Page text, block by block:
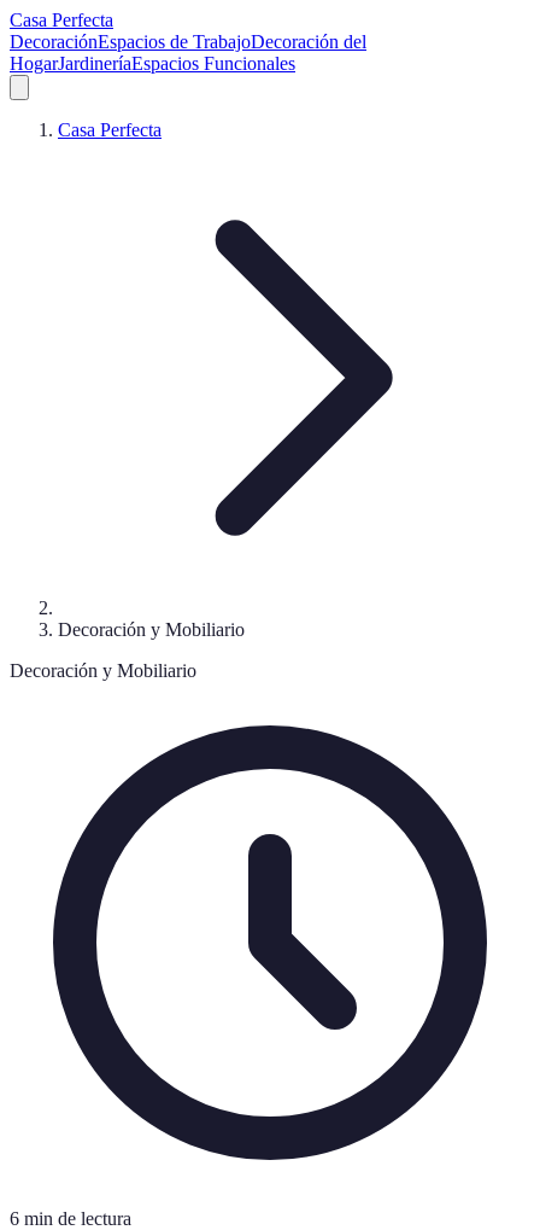
Casa Perfecta
DecoraciónEspacios de TrabajoDecoración del
HogarJardineríaEspacios Funcionales
Casa Perfecta
Decoración y Mobiliario
Decoración y Mobiliario
6 min de lectura